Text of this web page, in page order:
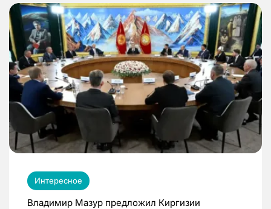
Интересное
Владимир Мазур предложил Киргизии